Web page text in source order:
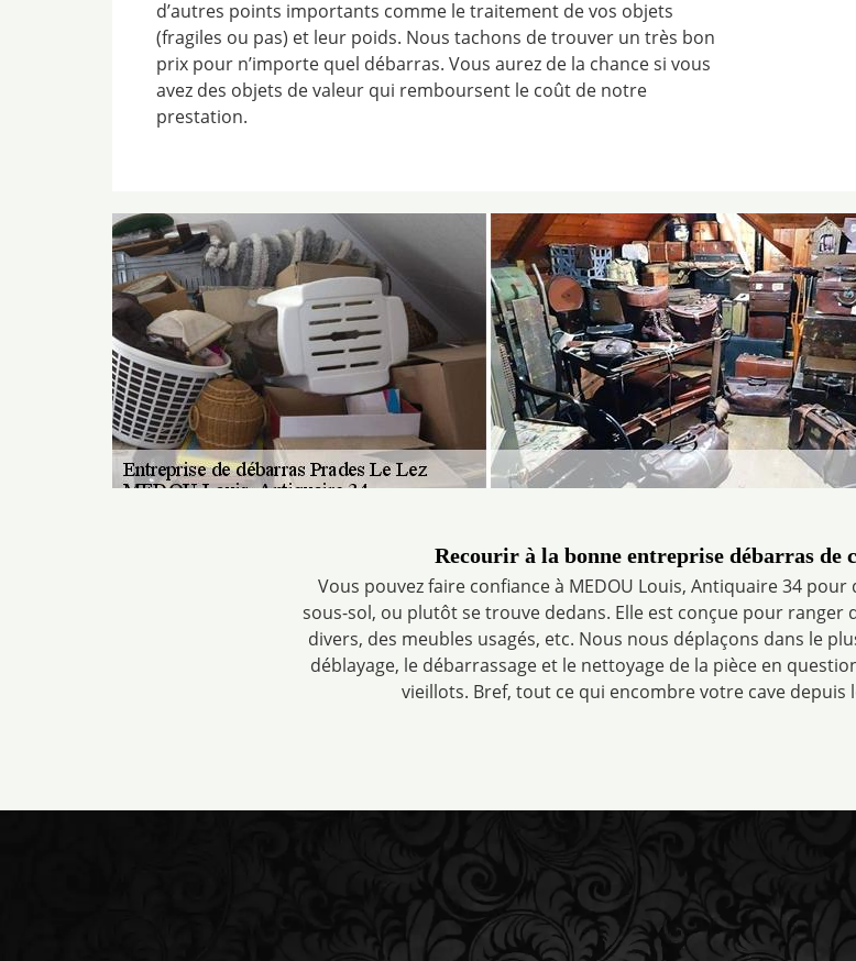
d’autres points importants comme le traitement de vos objets
(fragiles ou pas) et leur poids. Nous tachons de trouver un très bon
prix pour n’importe quel débarras. Vous aurez de la chance si vous
avez des objets de valeur qui remboursent le coût de notre
prestation.
Recourir à la bonne entreprise débarras de
Vous pouvez faire confiance à MEDOU Louis, Antiquaire 34
sous-sol, ou plutôt se trouve dedans. Elle est conçue pour ranger
divers, des meubles usagés, etc. Nous nous déplaçons dans le
déblayage, le débarrassage et le nettoyage de la pièce en
vieillots. Bref, tout ce qui encombre votre cave depuis